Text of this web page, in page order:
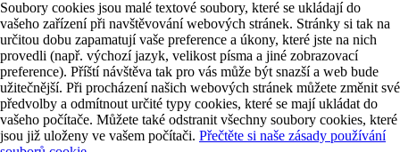
Soubory cookies jsou malé textové soubory, které se ukládají do
vašeho zařízení při navštěvování webových stránek. Stránky si tak na
určitou dobu zapamatují vaše preference a úkony, které jste na nich
provedli (např. výchozí jazyk, velikost písma a jiné zobrazovací
preference). Příští návštěva tak pro vás může být snazší a web bude
užitečnější. Při procházení našich webových stránek můžete změnit své
předvolby a odmítnout určité typy cookies, které se mají ukládat do
vašeho počítače. Můžete také odstranit všechny soubory cookies, které
jsou již uloženy ve vašem počítači. Přečtěte si naše zásady používání